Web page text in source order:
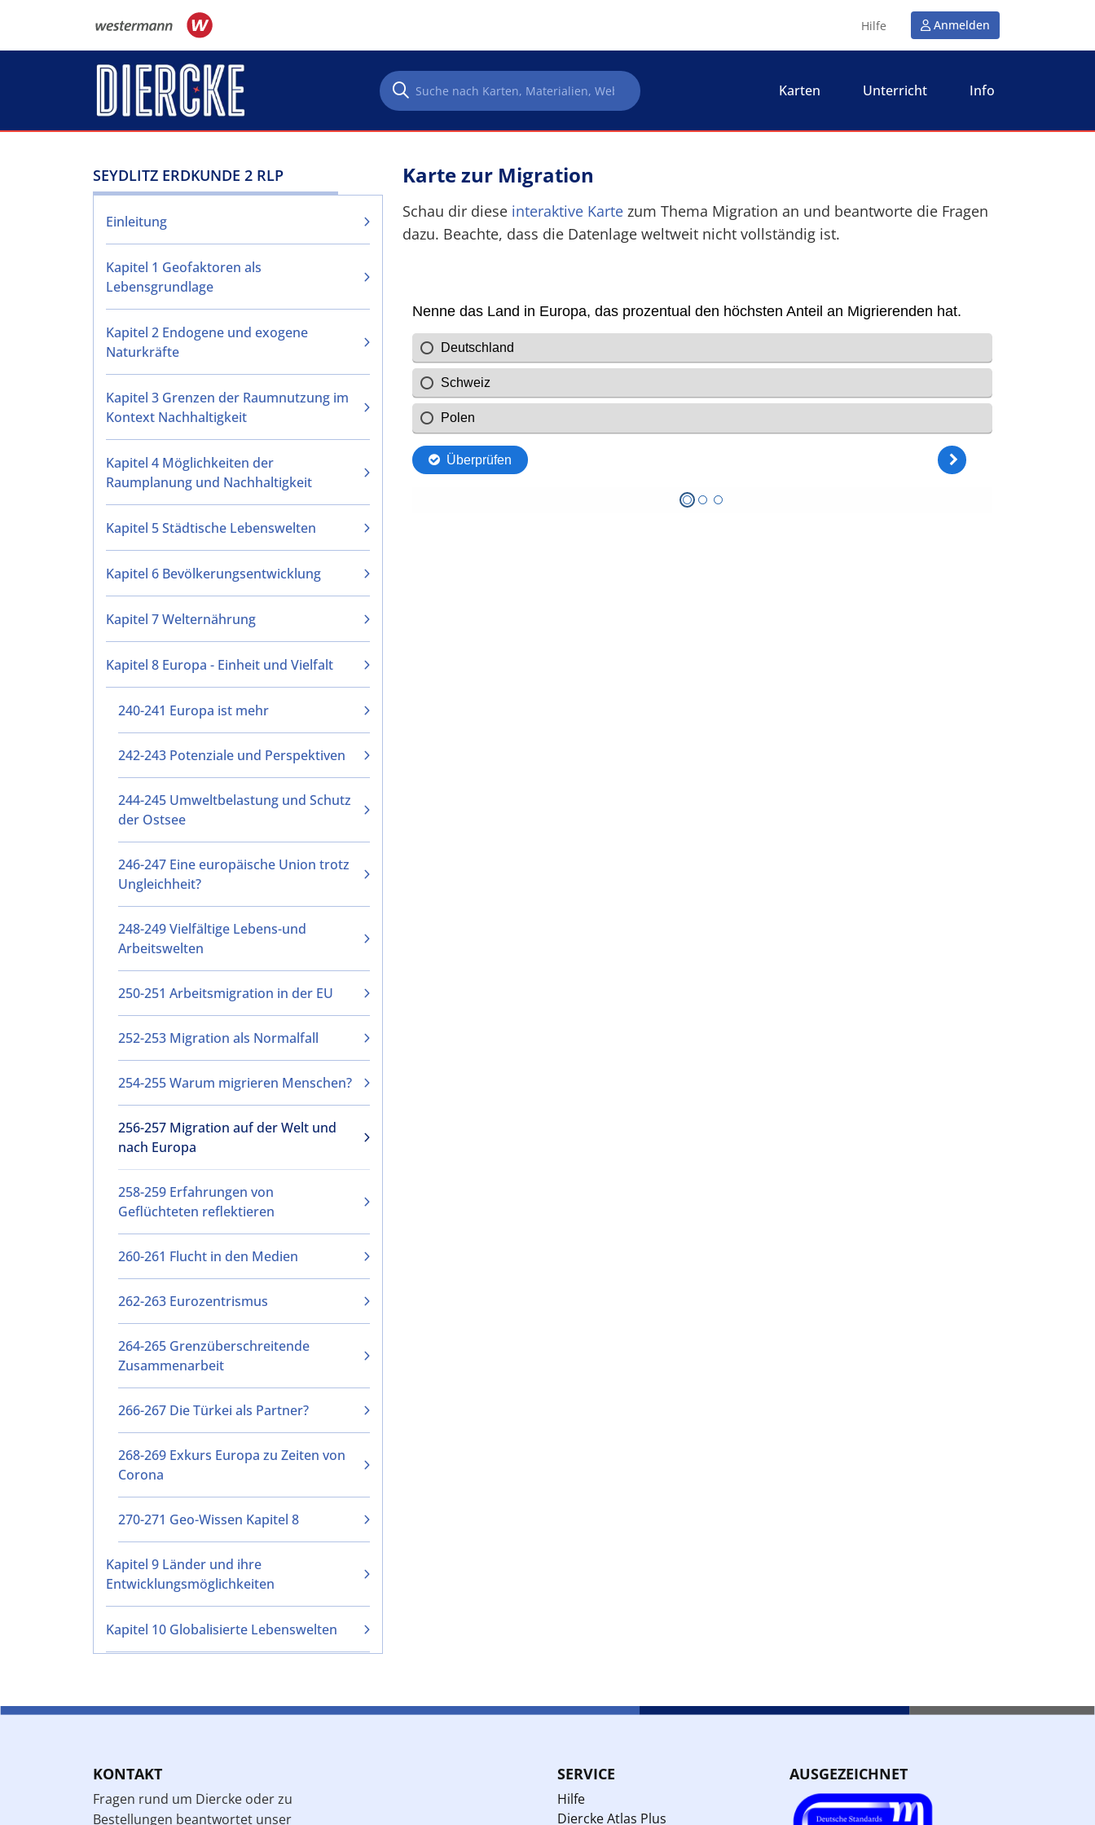
Hilfe Anmelden
Karten Unterricht Info
SEYDLITZ ERDKUNDE 2 RLP
Einleitung
Kapitel 1 Geofaktoren als
Lebensgrundlage
Kapitel 2 Endogene und exogene
Naturkräfte
Kapitel 3 Grenzen der Raumnutzung im
Kontext Nachhaltigkeit
Kapitel 4 Möglichkeiten der
Raumplanung und Nachhaltigkeit
Kapitel 5 Städtische Lebenswelten
Kapitel 6 Bevölkerungsentwicklung
Kapitel 7 Welternährung
Kapitel 8 Europa - Einheit und Vielfalt
240-241 Europa ist mehr
242-243 Potenziale und Perspektiven
244-245 Umweltbelastung und Schutz
der Ostsee
246-247 Eine europäische Union trotz
Ungleichheit?
248-249 Vielfältige Lebens-und
Arbeitswelten
250-251 Arbeitsmigration in der EU
252-253 Migration als Normalfall
254-255 Warum migrieren Menschen?
256-257 Migration auf der Welt und
nach Europa
258-259 Erfahrungen von
Geflüchteten reflektieren
260-261 Flucht in den Medien
262-263 Eurozentrismus
264-265 Grenzüberschreitende
Zusammenarbeit
266-267 Die Türkei als Partner?
268-269 Exkurs Europa zu Zeiten von
Corona
270-271 Geo-Wissen Kapitel 8
Kapitel 9 Länder und ihre
Entwicklungsmöglichkeiten
Kapitel 10 Globalisierte Lebenswelten
Karte zur Migration
Schau dir diese interaktive Karte zum Thema Migration an und beantworte die Fragen
dazu. Beachte, dass die Datenlage weltweit nicht vollständig ist.
KONTAKT
Fragen rund um Diercke oder zu
Bestellungen beantwortet unser
SERVICE
Hilfe
Diercke Atlas Plus
AUSGEZEICHNET